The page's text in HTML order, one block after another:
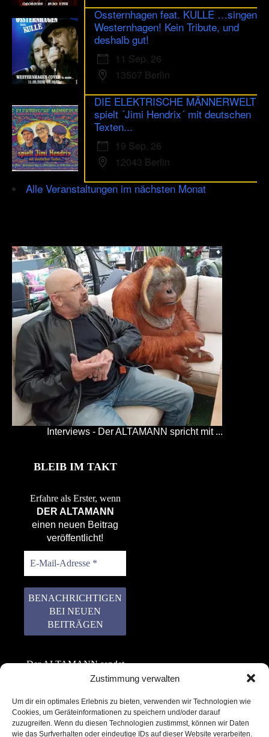
Zustimmung verwalten
Um dir ein optimales Erlebnis zu bieten, verwenden wir Technologien wie
Cookies, um Geräteinformationen zu speichern und/oder darauf
zuzugreifen. Wenn du diesen Technologien zustimmst, können wir Daten
wie das Surfverhalten oder eindeutige IDs auf dieser Website verarbeiten.
Ossternhagen feat. KULLE …singen
Westernhagen! Kein Tribute, und
deshalb gut!
11 Sep. 26
13507 Berlin
DIE ELEKTRISCHE MÄNNERWELT
spielt ´Jimi Hendrix´ mit deutschen
Texten...
19 Sep. 26
12043 Berlin
Alle Veranstaltungen im nächsten Monat
Interviews - Der ALTAMANN spricht mit ...
BLEIB IM TAKT
Erfahre als Erster, wenn
DER ALTAMANN
einen neuen Beitrag
veröffentlicht!
Der ALTAMANN sendet
keinen Spam! Er gibt
weiter. Erfahre mehr in
unserer
Datenschutzerklärung.